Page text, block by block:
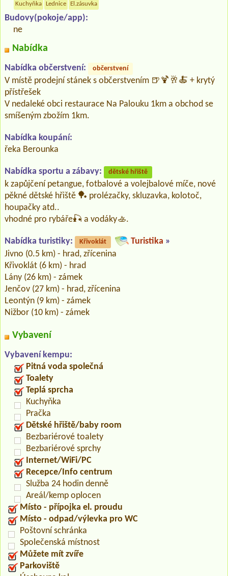
Kuchyňka Lednice El.zásuvka
Budovy(pokoje/app):
ne
Nabídka
Nabídka občerstvení: občerstvení
V místě prodejní stánek s občerstvením 🍺🍹🥂🍝 + krytý
přístřešek
V nedaleké obci restaurace Na Palouku 1km a obchod se
smíšeným zbožím 1km.
Nabídka koupání:
řeka Berounka
Nabídka sportu a zábavy: dětské hřiště
k zapůjčení petangue, fotbalové a volejbalové míče, nové
pěkné dětské hřiště 🏓 prolézačky, skluzavka, kolotoč,
houpačky atd..
vhodné pro rybáře🎣 a vodáky🚣.
Nabídka turistiky: Křivoklát Turistika »
Jivno (0.5 km) - hrad, zřícenina
Křivoklát (6 km) - hrad
Lány (26 km) - zámek
Jenčov (27 km) - hrad, zřícenina
Leontýn (9 km) - zámek
Nižbor (10 km) - zámek
Vybavení
Vybavení kempu:
Pitná voda společná
Toalety
Teplá sprcha
Kuchyňka
Pračka
Dětské hřiště/baby room
Bezbariérové toalety
Bezbariérové sprchy
Internet/WiFi/PC
Recepce/Info centrum
Služba 24 hodin denně
Areál/kemp oplocen
Místo - přípojka el. proudu
Místo - odpad/výlevka pro WC
Poštovní schránka
Společenská místnost
Můžete mít zvíře
Parkoviště